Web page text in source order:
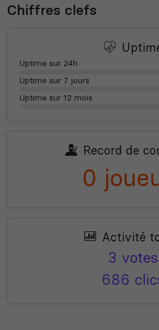
Chiffres clefs
Uptime sur 24h
Uptime sur 7 jours
Uptime sur 12 mois
Record de
0
Activité
3 votes
686